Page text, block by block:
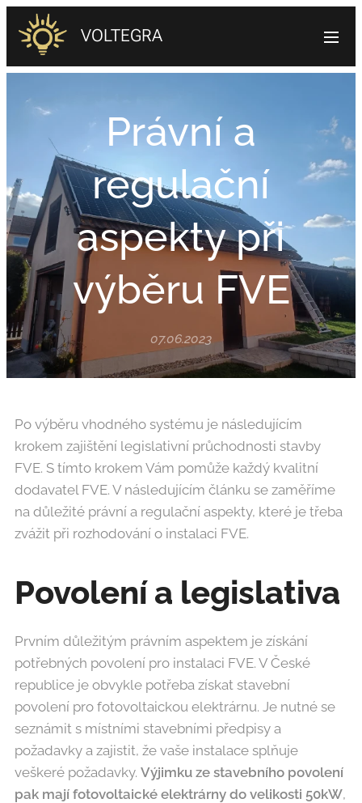
VOLTEGRA
Právní a
regulační
aspekty při
výběru FVE
07.06.2023
Po výběru vhodného systému je následujícím
krokem zajištění legislativní průchodnosti stavby
FVE. S tímto krokem Vám pomůže každý kvalitní
dodavatel FVE. V následujícím článku se zaměříme
na důležité právní a regulační aspekty, které je třeba
zvážit při rozhodování o instalaci FVE.
Povolení a legislativa
Prvním důležitým právním aspektem je získání
potřebných povolení pro instalaci FVE. V České
republice je obvykle potřeba získat stavební
povolení pro fotovoltaickou elektrárnu. Je nutné se
seznámit s místními stavebními předpisy a
požadavky a zajistit, že vaše instalace splňuje
veškeré požadavky. Výjimku ze stavebního povolení
pak mají fotovoltaické elektrárny do velikosti 50kW,